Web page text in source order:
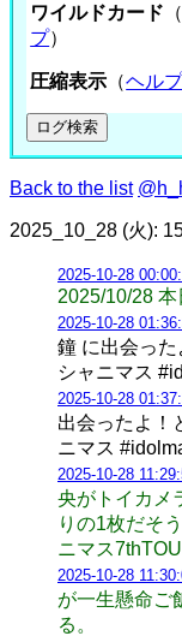
ワイルドカード
プ）
圧縮表示 （ヘル
Back to the list
2025_10_28 (火):
2025-10-28
2025/10/28
2025-10-28
鐘 に出会った
シャニマス
2025-10-28
出会ったよ！
ニマス
2025-10-28
央がトイカメ
りの1枚だそ
ニマス
2025-10-28
が一生懸命ご
る。